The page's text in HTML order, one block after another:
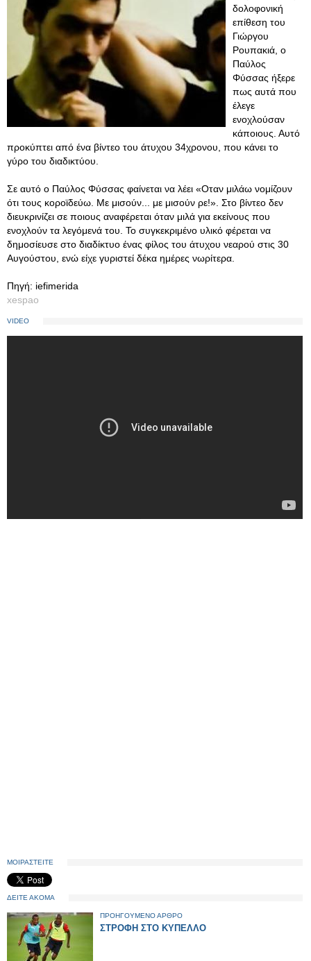
δολοφονική
επίθεση του
Γιώργου
Ρουπακιά, ο
Παύλος
Φύσσας ήξερε
πως αυτά που
έλεγε
ενοχλούσαν
κάποιους. Αυτό
προκύπτει από ένα βίντεο του άτυχου 34χρονου, που κάνει το
γύρο του διαδικτύου.
Σε αυτό ο Παύλος Φύσσας φαίνεται να λέει «Οταν μιλάω νομίζουν
ότι τους κοροϊδεύω. Με μισούν... με μισούν ρε!». Στο βίντεο δεν
διευκρινίζει σε ποιους αναφέρεται όταν μιλά για εκείνους που
ενοχλούν τα λεγόμενά του. Το συγκεκριμένο υλικό φέρεται να
δημοσίευσε στο διαδίκτυο ένας φίλος του άτυχου νεαρού στις 30
Αυγούστου, ενώ είχε γυριστεί δέκα ημέρες νωρίτερα.
Πηγή: iefimerida
xespao
VIDEO
ΜΟΙΡΑΣΤΕΙΤΕ
ΔΕΙΤΕ ΑΚΟΜΑ
ΠΡΟΗΓΟΥΜΕΝΟ ΑΡΘΡΟ
ΣΤΡΟΦΗ ΣΤΟ ΚΥΠΕΛΛΟ